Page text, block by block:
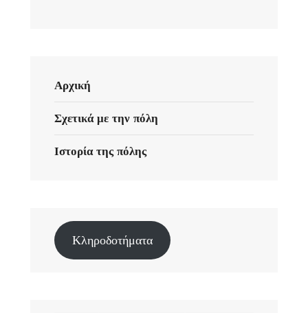
Αρχική
Σχετικά με την πόλη
Ιστορία της πόλης
Κληροδοτήματα